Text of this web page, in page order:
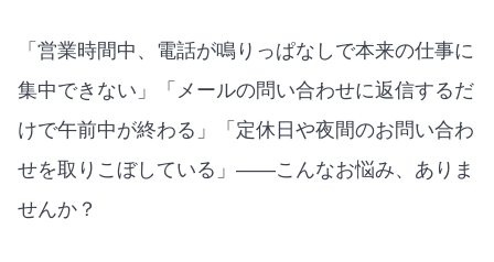
「営業時間中、電話が鳴りっぱなしで本来の仕事に
集中できない」「メールの問い合わせに返信するだ
けで午前中が終わる」「定休日や夜間のお問い合わ
せを取りこぼしている」——こんなお悩み、ありま
せんか？